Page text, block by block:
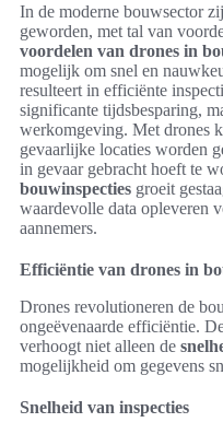
In de moderne bouwsector
geworden, met tal van
voordelen van drones in
mogelijk om snel en
resulteert in efficiënte
significante tijdsbesparing,
werkomgeving. Met drones
gevaarlijke locaties worden
in gevaar gebracht hoeft te
bouwinspecties groeit
waardevolle data opleveren
aannemers.
Efficiëntie van drones in
Drones revolutioneren de
ongeëvenaarde efficiëntie.
verhoogt niet alleen de
mogelijkheid om gegevens
Snelheid van inspecties